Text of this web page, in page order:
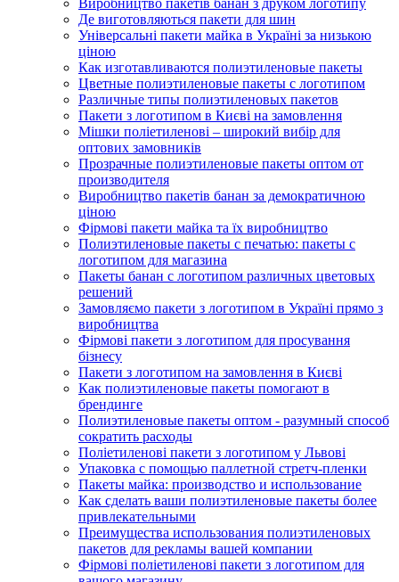
Де виготовляються пакети для шин
Універсальні пакети майка в Україні за низькою
ціною
Как изготавливаются полиэтиленовые пакеты
Цветные полиэтиленовые пакеты с логотипом
Различные типы полиэтиленовых пакетов
Пакети з логотипом в Києві на замовлення
Мішки поліетиленові – широкий вибір для
оптових замовників
Прозрачные полиэтиленовые пакеты оптом от
производителя
Виробництво пакетів банан за демократичною
ціною
Фірмові пакети майка та їх виробництво
Полиэтиленовые пакеты с печатью: пакеты с
логотипом для магазина
Пакеты банан с логотипом различных цветовых
решений
Замовляємо пакети з логотипом в Україні прямо з
виробництва
Фірмові пакети з логотипом для просування
бізнесу
Пакети з логотипом на замовлення в Києві
Как полиэтиленовые пакеты помогают в
брендинге
Полиэтиленовые пакеты оптом - разумный способ
сократить расходы
Поліетиленові пакети з логотипом у Львові
Упаковка с помощью паллетной стретч-пленки
Пакеты майка: производство и использование
Как сделать ваши полиэтиленовые пакеты более
привлекательными
Преимущества использования полиэтиленовых
пакетов для рекламы вашей компании
Фірмові поліетиленові пакети з логотипом для